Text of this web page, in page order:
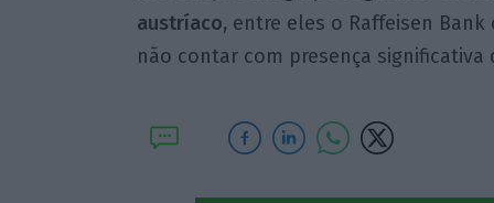
austríaco, entre eles o Raffeisen
não contar com presença